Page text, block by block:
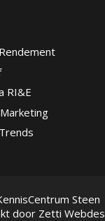
RI&E
Steen
door Zetti